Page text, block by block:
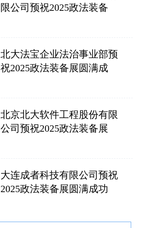
限公司预祝2025政法装备
北大法宝企业法治事业部预
祝2025政法装备展圆满成
北京北大软件工程股份有限
公司预祝2025政法装备展
大连成者科技有限公司预祝
2025政法装备展圆满成功